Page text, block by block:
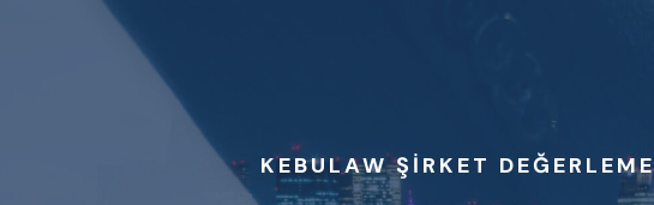
KEBULAW ŞİRKET